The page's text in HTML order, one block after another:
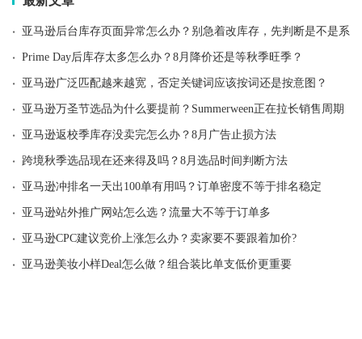
· 亚马逊后台库存页面异常怎么办？别急着改库存，先判断是不是系
· Prime Day后库存太多怎么办？8月降价还是等秋季旺季？
· 亚马逊广泛匹配越来越宽，否定关键词应该按词还是按意图？
· 亚马逊万圣节选品为什么要提前？Summerween正在拉长销售周期
· 亚马逊返校季库存没卖完怎么办？8月广告止损方法
· 跨境秋季选品现在还来得及吗？8月选品时间判断方法
· 亚马逊冲排名一天出100单有用吗？订单密度不等于排名稳定
· 亚马逊站外推广网站怎么选？流量大不等于订单多
· 亚马逊CPC建议竞价上涨怎么办？卖家要不要跟着加价?
· 亚马逊美妆小样Deal怎么做？组合装比单支低价更重要